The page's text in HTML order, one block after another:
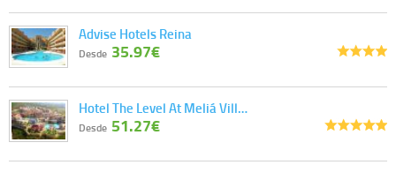
Advise Hotels Reina
Desde 35.97€
Hotel The Level At Meliá Vill…
Desde 51.27€